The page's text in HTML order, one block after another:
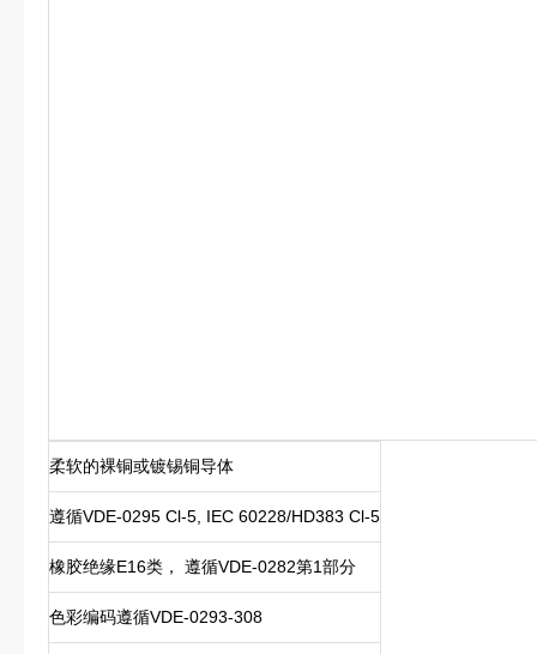
柔软的裸铜或镀锡铜导体
遵循VDE-0295 Cl-5, IEC 60228/HD383 Cl-5
橡胶绝缘E16类， 遵循VDE-0282第1部分
色彩编码遵循VDE-0293-308